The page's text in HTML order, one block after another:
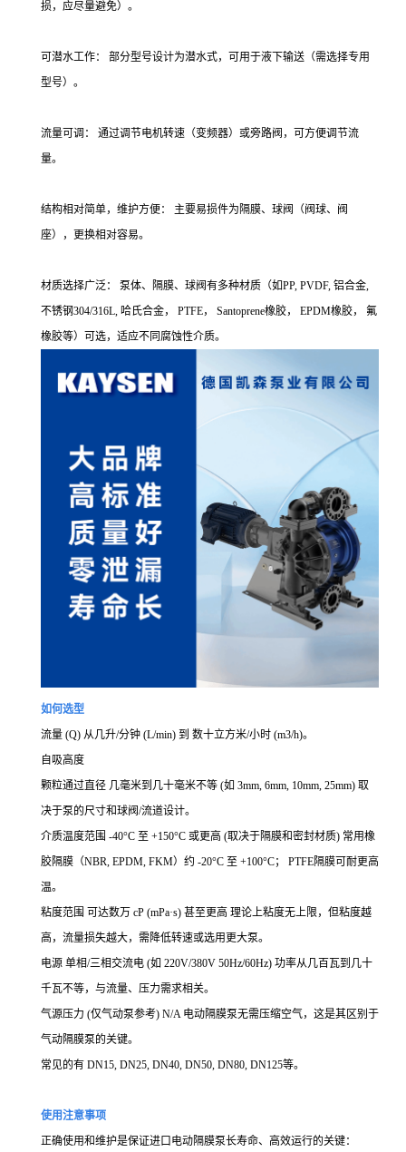
损，应尽量避免）。
可潜水工作： 部分型号设计为潜水式，可用于液下输送（需选择专用
型号）。
流量可调： 通过调节电机转速（变频器）或旁路阀，可方便调节流
量。
结构相对简单，维护方便： 主要易损件为隔膜、球阀（阀球、阀
座），更换相对容易。
材质选择广泛： 泵体、隔膜、球阀有多种材质（如PP, PVDF, 铝合金,
不锈钢304/316L, 哈氏合金， PTFE， Santoprene橡胶， EPDM橡胶， 氟
橡胶等）可选，适应不同腐蚀性介质。
如何选型
流量 (Q) 从几升/分钟 (L/min) 到 数十立方米/小时 (m3/h)。
自吸高度
颗粒通过直径 几毫米到几十毫米不等 (如 3mm, 6mm, 10mm, 25mm) 取
决于泵的尺寸和球阀/流道设计。
介质温度范围 -40°C 至 +150°C 或更高 (取决于隔膜和密封材质) 常用橡
胶隔膜（NBR, EPDM, FKM）约 -20°C 至 +100°C； PTFE隔膜可耐更高
温。
粘度范围 可达数万 cP (mPa·s) 甚至更高 理论上粘度无上限，但粘度越
高，流量损失越大，需降低转速或选用更大泵。
电源 单相/三相交流电 (如 220V/380V 50Hz/60Hz) 功率从几百瓦到几十
千瓦不等，与流量、压力需求相关。
气源压力 (仅气动泵参考) N/A 电动隔膜泵无需压缩空气，这是其区别于
气动隔膜泵的关键。
常见的有 DN15, DN25, DN40, DN50, DN80, DN125等。
使用注意事项
正确使用和维护是保证进口电动隔膜泵长寿命、高效运行的关键：